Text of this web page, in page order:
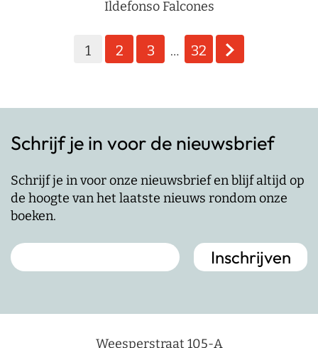
Ildefonso Falcones
Berichten
1 2 3 … 32
Schrijf je in voor de nieuwsbrief
Schrijf je in voor onze nieuwsbrief en blijf altijd op
de hoogte van het laatste nieuws rondom onze
boeken.
Weesperstraat 105-A